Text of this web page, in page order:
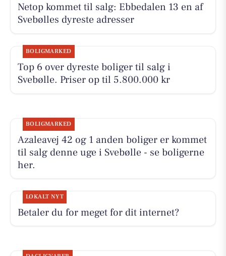
Netop kommet til salg: Ebbedalen 13 en af
Svebølles dyreste adresser
BOLIGMARKED
Top 6 over dyreste boliger til salg i
Svebølle. Priser op til 5.800.000 kr
BOLIGMARKED
Azaleavej 42 og 1 anden boliger er kommet
til salg denne uge i Svebølle - se boligerne
her.
LOKALT NYT
Betaler du for meget for dit internet?